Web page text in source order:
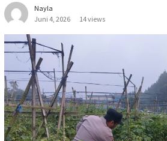
Nayla
Juni 4, 2026
14 views